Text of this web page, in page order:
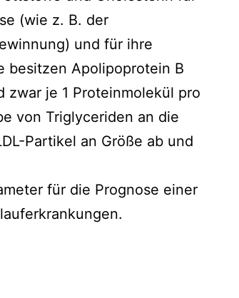
(wie z. B. der
und für ihre
besitzen Apolipoprotein B
zwar je 1 Proteinmolekül pro
von Triglyceriden an die
Partikel an Größe ab und
für die Prognose einer